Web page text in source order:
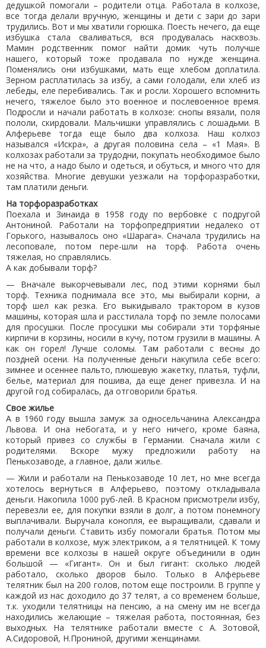
дедушкой помогали – родители отца. Работала в колхозе,
все тогда делали вручную, женщины и дети с зари до зари
трудились. Вот и мы хватили горюшка. Поесть нечего, да еще
избушка стала сваливаться, вся продувалась насквозь.
Мамин родственник помог найти домик чуть получше
нашего, который тоже продавала по нужде женщина.
Поменялись они избушками, мать еще хлебом доплатила.
Зерном расплатилась за избу, а сами голодали, ели хлеб из
лебеды, еле перебивались. Так и росли. Хорошего вспомнить
нечего, тяжелое было это военное и послевоенное время.
Подросли и начали работать в колхозе: снопы вязали, поля
пололи, скирдовали. Мальчишки управлялись с лошадьми. В
Алферьеве тогда еще было два колхоза. Наш колхоз
назывался «Искра», а другая половина села – «1 Мая». В
колхозах работали за трудодни, покупать необходимое было
не на что, а надо было и одеться, и обуться, и много что для
хозяйства. Многие девушки уезжали на торфоразработки,
там платили деньги.
На торфоразработках
Поехала и Зинаида в 1958 году по вербовке с подругой
Антониной. Работали на торфопредприятии недалеко от
Горького, называлось оно «Шарага». Сначала трудились на
лесоповале, потом пере-шли на торф. Работа очень
тяжелая, но справлялись.
А как добывали торф?
— Вначале выкорчевывали лес, под этими корнями был
торф. Техника поднимала все это, мы выбирали корни, а
торф шел как резка. Его выкидывало трактором в кузов
машины, которая шла и расстилала торф по земле полосами
для просушки. После просушки мы собирали эти торфяные
кирпичи в корзины, носили в кучу, потом грузили в машины. А
как он горел! Лучше соломы. Там работали с весны до
поздней осени. На полученные деньги накупила себе всего:
зимнее и осеннее пальто, плюшевую жакетку, платья, туфли,
белье, материал для пошива, да еще денег привезла. И на
другой год собиралась, да отговорили братья.
Свое жилье
А в 1960 году вышла замуж за односельчанина Александра
Львова. И она небогата, и у него ничего, кроме баяна,
который привез со службы в Германии. Сначала жили с
родителями. Вскоре мужу предложили работу на
Пенькозаводе, а главное, дали жилье.
— Жили и работали на Пенькозаводе 10 лет, но мне всегда
хотелось вернуться в Алферьево, поэтому откладывала
деньги. Накопила 1000 руб-лей. В Красном присмотрели избу,
перевезли ее, для покупки взяли в долг, а потом понемногу
выплачивали. Выручала конопля, ее выращивали, сдавали и
получали деньги. Ставить избу помогали братья. Потом мы
работали в колхозе, муж электриком, а я телятницей. К тому
времени все колхозы в нашей округе объединили в один
большой — «Гигант». Он и был гигант: сколько людей
работало, сколько дворов было. Только в Алферьеве
телятник был на 200 голов, потом еще построили. В группе у
каждой из нас доходило до 37 телят, а со временем больше,
т.к. уходили телятницы на пенсию, а на смену им не всегда
находились желающие – тяжелая работа, постоянная, без
выходных. На телятнике работали вместе с А. Зотовой,
А.Сидоровой, Н.Прониной, другими женщинами.